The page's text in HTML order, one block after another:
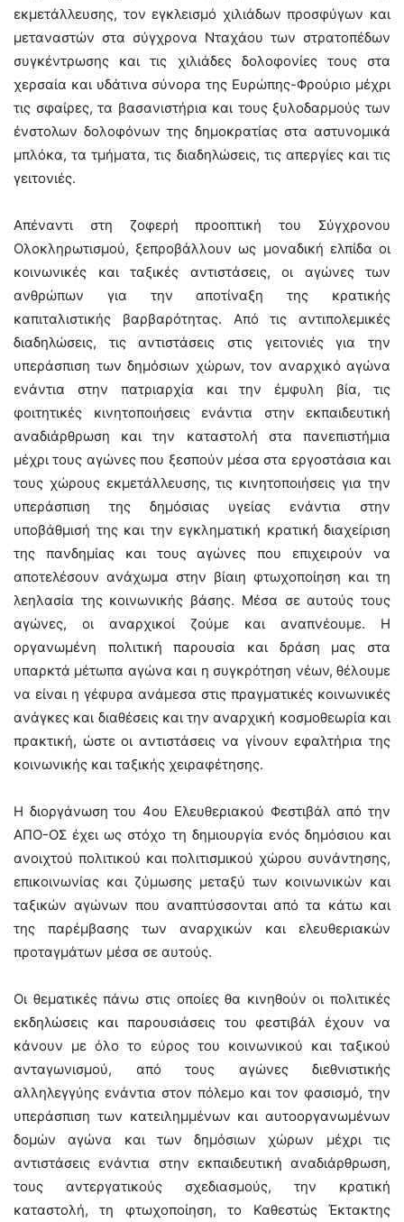
εκμετάλλευσης, τον εγκλεισμό χιλιάδων προσφύγων και
μεταναστών στα σύγχρονα Νταχάου των στρατοπέδων
συγκέντρωσης και τις χιλιάδες δολοφονίες τους στα
χερσαία και υδάτινα σύνορα της Ευρώπης-Φρούριο μέχρι
τις σφαίρες, τα βασανιστήρια και τους ξυλοδαρμούς των
ένστολων δολοφόνων της δημοκρατίας στα αστυνομικά
μπλόκα, τα τμήματα, τις διαδηλώσεις, τις απεργίες και τις
γειτονιές.
Απέναντι στη ζοφερή προοπτική του Σύγχρονου
Ολοκληρωτισμού, ξεπροβάλλουν ως μοναδική ελπίδα οι
κοινωνικές και ταξικές αντιστάσεις, οι αγώνες των
ανθρώπων για την αποτίναξη της κρατικής
καπιταλιστικής βαρβαρότητας. Από τις αντιπολεμικές
διαδηλώσεις, τις αντιστάσεις στις γειτονιές για την
υπεράσπιση των δημόσιων χώρων, τον αναρχικό αγώνα
ενάντια στην πατριαρχία και την έμφυλη βία, τις
φοιτητικές κινητοποιήσεις ενάντια στην εκπαιδευτική
αναδιάρθρωση και την καταστολή στα πανεπιστήμια
μέχρι τους αγώνες που ξεσπούν μέσα στα εργοστάσια και
τους χώρους εκμετάλλευσης, τις κινητοποιήσεις για την
υπεράσπιση της δημόσιας υγείας ενάντια στην
υποβάθμισή της και την εγκληματική κρατική διαχείριση
της πανδημίας και τους αγώνες που επιχειρούν να
αποτελέσουν ανάχωμα στην βίαιη φτωχοποίηση και τη
λεηλασία της κοινωνικής βάσης. Μέσα σε αυτούς τους
αγώνες, οι αναρχικοί ζούμε και αναπνέουμε. Η
οργανωμένη πολιτική παρουσία και δράση μας στα
υπαρκτά μέτωπα αγώνα και η συγκρότηση νέων, θέλουμε
να είναι η γέφυρα ανάμεσα στις πραγματικές κοινωνικές
ανάγκες και διαθέσεις και την αναρχική κοσμοθεωρία και
πρακτική, ώστε οι αντιστάσεις να γίνουν εφαλτήρια της
κοινωνικής και ταξικής χειραφέτησης.
Η διοργάνωση του 4ου Ελευθεριακού Φεστιβάλ από την
ΑΠΟ-ΟΣ έχει ως στόχο τη δημιουργία ενός δημόσιου και
ανοιχτού πολιτικού και πολιτισμικού χώρου συνάντησης,
επικοινωνίας και ζύμωσης μεταξύ των κοινωνικών και
ταξικών αγώνων που αναπτύσσονται από τα κάτω και
της παρέμβασης των αναρχικών και ελευθεριακών
προταγμάτων μέσα σε αυτούς.
Οι θεματικές πάνω στις οποίες θα κινηθούν οι πολιτικές
εκδηλώσεις και παρουσιάσεις του φεστιβάλ έχουν να
κάνουν με όλο το εύρος του κοινωνικού και ταξικού
ανταγωνισμού, από τους αγώνες διεθνιστικής
αλληλεγγύης ενάντια στον πόλεμο και τον φασισμό, την
υπεράσπιση των κατειλημμένων και αυτοοργανωμένων
δομών αγώνα και των δημόσιων χώρων μέχρι τις
αντιστάσεις ενάντια στην εκπαιδευτική αναδιάρθρωση,
τους αντεργατικούς σχεδιασμούς, την κρατική
καταστολή, τη φτωχοποίηση, το Καθεστώς Έκτακτης